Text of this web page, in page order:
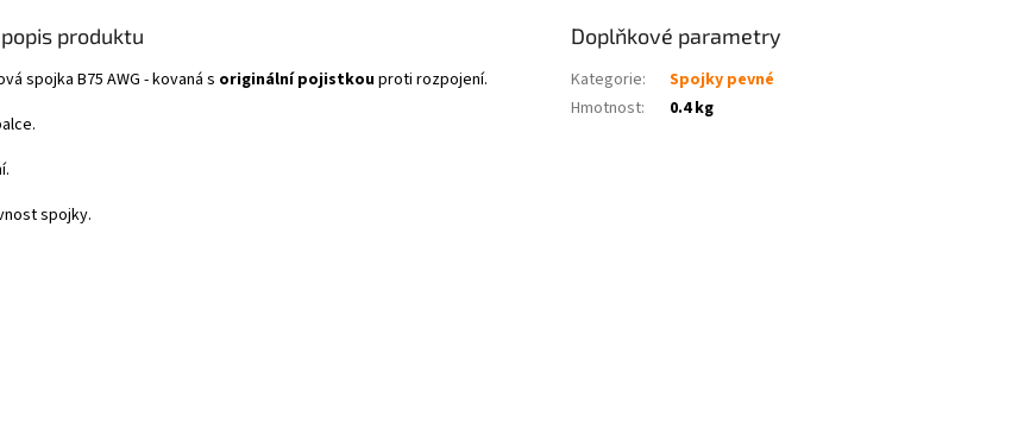
produktu
spojka B75 AWG - kovaná s originální pojistkouproti rozpojení.
spojky.
Doplňkové parametry
Kategorie:
Spojky pevné
Hmotnost: 0.4 kg